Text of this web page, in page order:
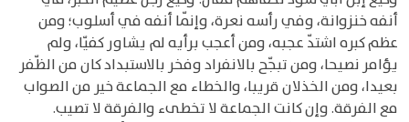
أنفه خنزوانة، وفي رأسه نعرة، وإنّما أنفه في أسلوب؛ ومن
عظم كبره اشتدّ عجبه، ومن أعجب برأيه لم يشاور كفيّا، ولم
يؤامر نصيحا، ومن تبجّح بالانفراد وفخر بالاستبداد كان من الظّفر
بعيدا، ومن الخذلان قريبا، والخطاء مع الجماعة خير من الصواب
مع الفرقة. وإن كانت الجماعة لا تخطىء والفرقة لا تصيب.